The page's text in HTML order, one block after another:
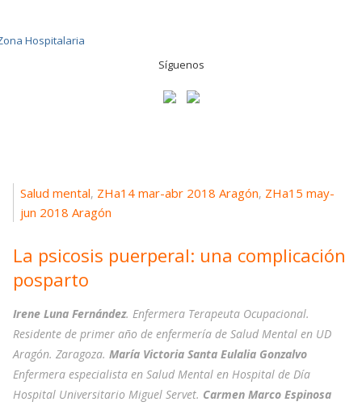
Síguenos
Salud mental, ZHa14 mar-abr 2018 Aragón, ZHa15 may-
jun 2018 Aragón
La psicosis puerperal: una complicación
posparto
Irene Luna Fernández. Enfermera Terapeuta Ocupacional.
Residente de primer año de enfermería de Salud Mental en UD
Aragón. Zaragoza. María Victoria Santa Eulalia Gonzalvo
Enfermera especialista en Salud Mental en Hospital de Día
Hospital Universitario Miguel Servet. Carmen Marco Espinosa